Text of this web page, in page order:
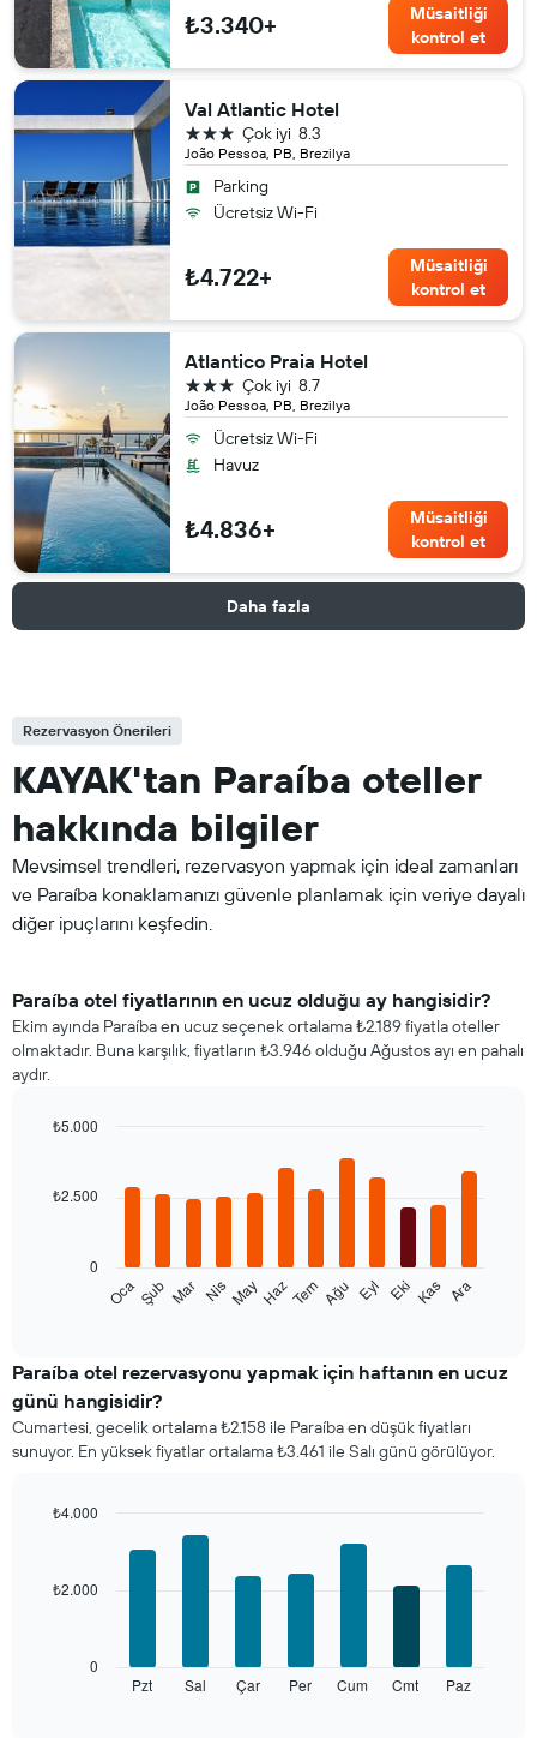
₺3.340+
Müsaitliği
kontrol et
Val Atlantic Hotel
João Pessoa, PB, Brezilya
8.3
Çok iyi
3 yıldız
Parking
Ücretsiz Wi-Fi
₺4.722+
Müsaitliği
kontrol et
Atlantico Praia Hotel
João Pessoa, PB, Brezilya
8.7
Çok iyi
3 yıldız
Ücretsiz Wi-Fi
Havuz
₺4.836+
Müsaitliği
kontrol et
Daha fazla
Rezervasyon Önerileri
KAYAK'tan Paraíba oteller
hakkında bilgiler
Mevsimsel trendleri, rezervasyon yapmak için ideal zamanları
ve Paraíba konaklamanızı güvenle planlamak için veriye dayalı
diğer ipuçlarını keşfedin.
Paraíba otel fiyatlarının en ucuz olduğu ay hangisidir?
Ekim ayında Paraíba en ucuz seçenek ortalama ₺2.189 fiyatla oteller
olmaktadır. Buna karşılık, fiyatların ₺3.946 olduğu Ağustos ayı en pahalı
aydır.
with
Aşağıdaki
için
ortalama
oda
fiyatını
gösterir
ayları
gösteren
ekseni
OcaŞub Mar Nis MayHazTem Ağu Eyl Eki Kas Ara
0
₺2.500
₺5.000
Paraíba otel rezervasyonu yapmak için haftanın en ucuz
günü hangisidir?
Cumartesi, gecelik ortalama ₺2.158 ile Paraíba en düşük fiyatları
sunuyor. En yüksek fiyatlar ortalama ₺3.461 ile Salı günü görülüyor.
Aşağıdaki
Pzt Sal Çar Per Cum Cmt Paz
0
₺2.000
₺4.000